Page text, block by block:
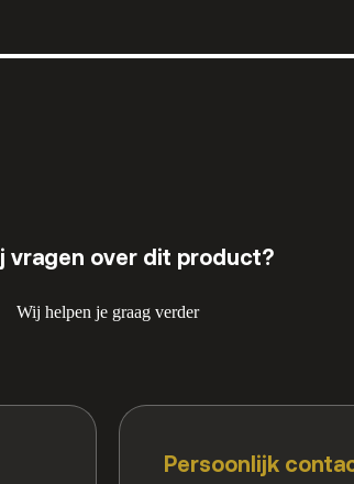
vragen over dit product?
Wij helpen je graag verder
Persoonlijk